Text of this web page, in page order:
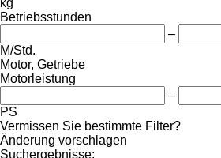
Betriebsstunden
–
M/Std.
Motor, Getriebe
Motorleistung
–
PS
Vermissen Sie bestimmte Filter?
Änderung vorschlagen
Suchergebnisse: